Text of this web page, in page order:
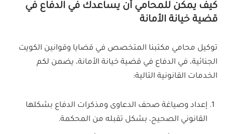
كيف يمكن للمحامي أن يساعدك في الدفاع في
قضية خيانة الأمانة
توكيل محامي مكتبنا المتخصص في قضايا وقوانين الكويت
الجنائية، في الدفاع في قضية خيانة الأمانة، يضمن لكم
الخدمات القانونية التالية:
إعداد وصياغة صحف الدعاوى ومذكرات الدفاع بشكلها
القانوني الصحيح، بشكل تقبله من المحكمة.